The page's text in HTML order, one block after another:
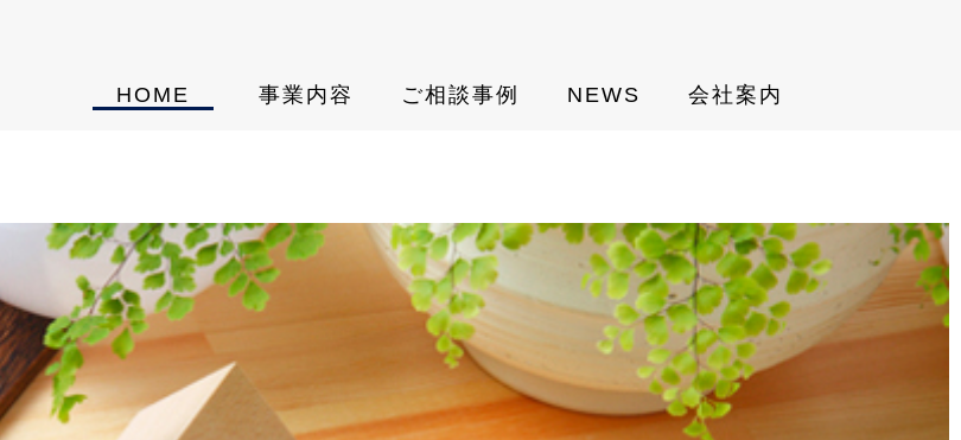
HOME 事業内容 ご相談事例 NEWS 会社案内